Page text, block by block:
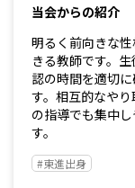
当会からの紹介
明るく前向きな
きる教師です。
認の時間を適切
す。相互的なや
の指導でも集中
す。
#東進出身